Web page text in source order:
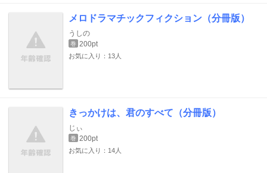
メロドラマチックフィクション（分冊版）
うしの
巻 200pt
お気に入り：13人
きっかけは、君のすべて（分冊版）
じぃ
巻 200pt
お気に入り：14人